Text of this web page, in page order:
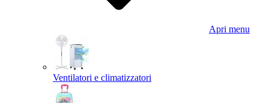
Apri menu
Ventilatori e climatizzatori